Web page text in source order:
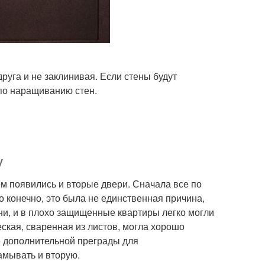
и не заклинивая. Если стены будут
наращиванию стен.
появились и вторые двери. Сначала все по
конечно, это была не единственная причина,
и в плохо защищенные квартиры легко могли
сваренная из листов, могла хорошо
преграды для
и вторую.